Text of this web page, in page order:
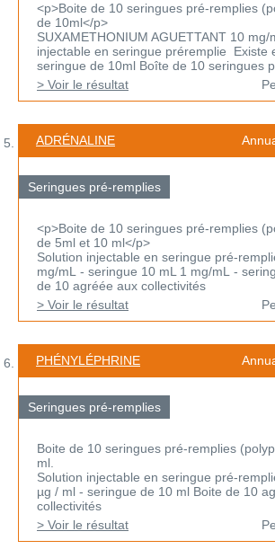
<p>Boite de 10 seringues pré-remplies
de 10ml</p>
SUXAMETHONIUM AGUETTANT 10 mg/
injectable en seringue préremplie Existe
seringue de 10ml Boîte de 10 seringues
> Voir le résultat
ADRÉNALINE
Seringues pré-remplies
<p>Boite de 10 seringues pré-remplies
de 5ml et 10 ml</p>
Solution injectable en seringue pré-
mg/mL - seringue 10 mL 1 mg/mL -
de 10 agréée aux collectivités
> Voir le résultat
PHÉNYLÉPHRINE
Seringues pré-remplies
Boite de 10 seringues pré-remplies
ml.
Solution injectable en seringue pré-
µg / ml - seringue de 10 ml Boite de 10
collectivités
> Voir le résultat